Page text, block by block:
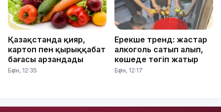
Қазақстанда қияр,
картоп пен қырыққабат
бағасы арзандады
Бүгін, 12:35
Ерекше тренд: жастар
алкоголь сатып алып,
көшеде төгіп жатыр
Бүгін, 12:17